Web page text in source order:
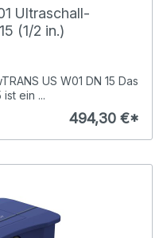
Ultraschall-
(1/2 in.)
US W01 DN 15 Das
ist ein ...
494,30 €*